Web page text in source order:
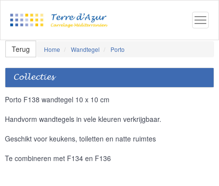
Terug Home Wandtegel Porto
Collecties
Porto F138 wandtegel 10 x 10 cm
Handvorm wandtegels in vele kleuren verkrijgbaar.
Geschikt voor keukens, toiletten en natte ruimtes
Te combineren met F134 en F136